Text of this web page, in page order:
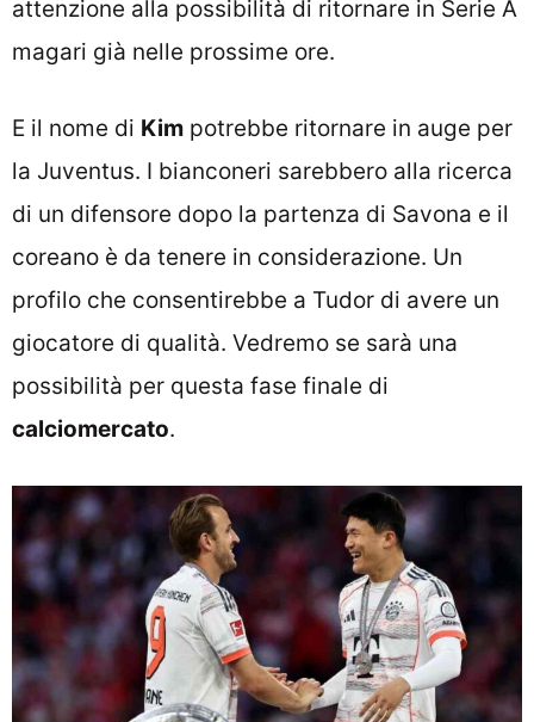
attenzione alla possibilità di ritornare in Serie A
magari già nelle prossime ore.
E il nome di Kim potrebbe ritornare in auge per
la Juventus. I bianconeri sarebbero alla ricerca
di un difensore dopo la partenza di Savona e il
coreano è da tenere in considerazione. Un
profilo che consentirebbe a Tudor di avere un
giocatore di qualità. Vedremo se sarà una
possibilità per questa fase finale di
calciomercato.